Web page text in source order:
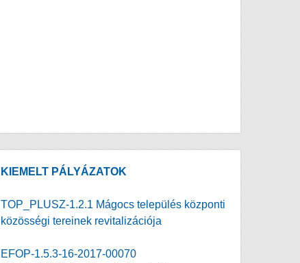
KIEMELT PÁLYÁZATOK
TOP_PLUSZ-1.2.1 Mágocs település központi
közösségi tereinek revitalizációja
EFOP-1.5.3-16-2017-00070